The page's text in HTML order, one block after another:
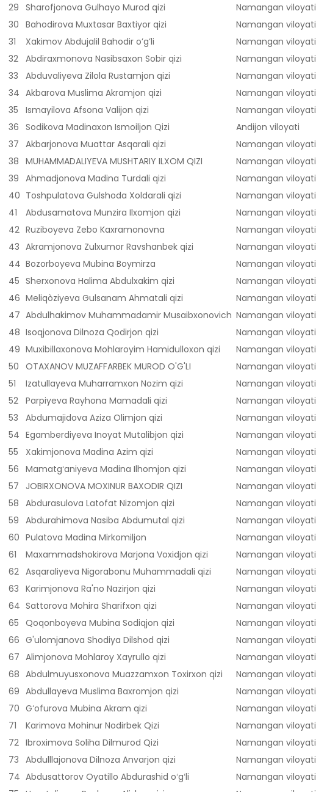
29 Sharofjonova Gulhayo Murod qizi Namangan viloyati
30 Bahodirova Muxtasar Baxtiyor qizi Namangan viloyati
31
Xakimov Abdujalil Bahodir o’g’li Namangan viloyati
32 Abdiraxmonova Nasibsaxon Sobir qizi Namangan viloyati
33
Abduvaliyeva Zilola Rustamjon qizi Namangan viloyati
34 Akbarova Muslima Akramjon qizi Namangan viloyati
35
Ismayilova Afsona Valijon qizi Namangan viloyati
36 Sodikova Madinaxon Ismoiljon Qizi Andijon viloyati
37 Akbarjonova Muattar Asqarali qizi Namangan viloyati
38 MUHAMMADALIYEVA MUSHTARIY ILXOM QIZI Namangan viloyati
39 Ahmadjonova Madina Turdali qizi Namangan viloyati
40 Toshpulatova Gulshoda Xoldarali qizi Namangan viloyati
41
Abdusamatova Munzira Ilxomjon qizi Namangan viloyati
42 Ruziboyeva Zebo Kaxramonovna Namangan viloyati
43 Akramjonova Zulxumor Ravshanbek qizi Namangan viloyati
44 Bozorboyeva Mubina Boymirza Namangan viloyati
45 Sherxonova Halima Abdulxakim qizi Namangan viloyati
46 Meliqòziyeva Gulsanam Ahmatali qizi Namangan viloyati
47 Abdulhakimov Muhammadamir Musaibxonovich Namangan viloyati
48 Isoqjonova Dilnoza Qodirjon qizi Namangan viloyati
49 Muxibillaxonova Mohlaroyim Hamidulloxon qizi Namangan viloyati
50 OTAXANOV MUZAFFARBEK MUROD O'G'LI Namangan viloyati
51
Izatullayeva Muharramxon Nozim qizi Namangan viloyati
52 Parpiyeva Rayhona Mamadali qizi Namangan viloyati
53
Abdumajidova Aziza Olimjon qizi Namangan viloyati
54 Egamberdiyeva Inoyat Mutalibjon qizi Namangan viloyati
55
Xakimjonova Madina Azim qizi Namangan viloyati
56 Mamatgʻaniyeva Madina Ilhomjon qizi Namangan viloyati
57
JOBIRXONOVA MOXINUR BAXODIR QIZI Namangan viloyati
58 Abdurasulova Latofat Nizomjon qizi Namangan viloyati
59 Abdurahimova Nasiba Abdumutal qizi Namangan viloyati
60 Pulatova Madina Mirkomiljon Namangan viloyati
61
Maxammadshokirova Marjona Voxidjon qizi Namangan viloyati
62 Asqaraliyeva Nigorabonu Muhammadali qizi Namangan viloyati
63 Karimjonova Ra'no Nazirjon qizi Namangan viloyati
64 Sattorova Mohira Sharifxon qizi Namangan viloyati
65 Qoqonboyeva Mubina Sodiqjon qizi Namangan viloyati
66 G'ulomjanova Shodiya Dilshod qizi Namangan viloyati
67 Alimjonova Mohlaroy Xayrullo qizi Namangan viloyati
68 Abdulmuyusxonova Muazzamxon Toxirxon qizi Namangan viloyati
69 Abdullayeva Muslima Baxromjon qizi Namangan viloyati
70 Gʻofurova Mubina Akram qizi Namangan viloyati
71
Karimova Mohinur Nodirbek Qizi Namangan viloyati
72 Ibroximova Soliha Dilmurod Qizi Namangan viloyati
73 Abdulllajonova Dilnoza Anvarjon qizi Namangan viloyati
74 Abdusattorov Oyatillo Abdurashid oʻgʻli Namangan viloyati